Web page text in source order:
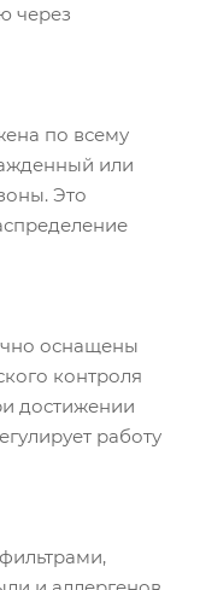
через
по всему
или
Это
оснащены
контроля
достижении
работу